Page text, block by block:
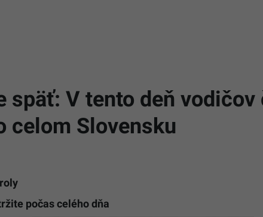
späť: V tento deň
celom Slovensku
počas celého dňa